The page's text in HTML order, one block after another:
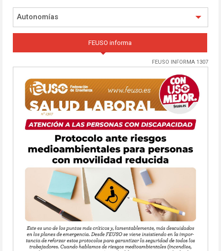
Autonomías
FEUSO informa
FEUSO INFORMA 1307